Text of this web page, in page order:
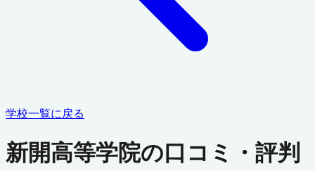
学校一覧に戻る
新開高等学院の口コミ・評判